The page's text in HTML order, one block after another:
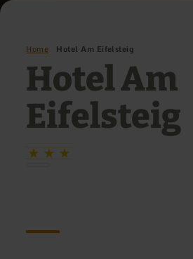
Home Hotel Am Eifelsteig
Hotel Am
Eifelsteig